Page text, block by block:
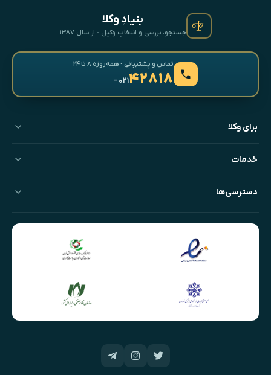
بنیادِ وکلا
جستجو، بررسی و انتخابِ وکیل · از سال ۱۳۸۷
تماس و پشتیبانی · همه‌روزه ۸ تا ۲۴
۴۲۸۱۸- ۰۲۱
برای وکلا
خدمات
دسترسی‌ها